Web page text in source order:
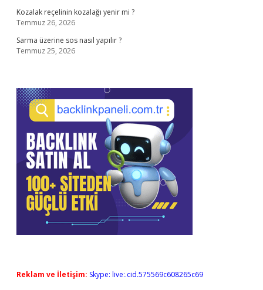
Kozalak reçelinin kozalağı yenir mi ?
Temmuz 26, 2026
Sarma üzerine sos nasıl yapılır ?
Temmuz 25, 2026
Reklam ve İletişim: Skype: live:.cid.575569c608265c69